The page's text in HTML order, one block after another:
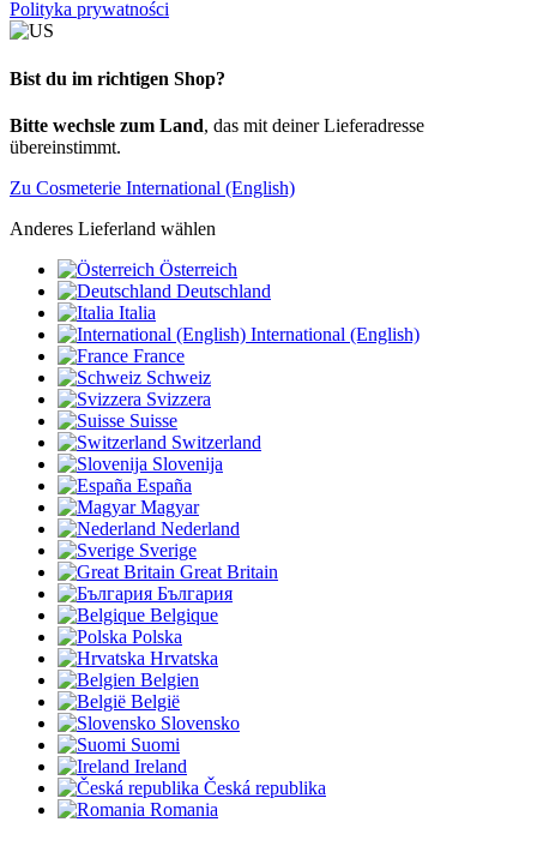
Polityka prywatności
Bist du im richtigen Shop?
Bitte wechsle zum Land, das mit deiner Lieferadresse
übereinstimmt.
Zu Cosmeterie International (English)
Anderes Lieferland wählen
Österreich
Deutschland
Italia
International (English)
France
Schweiz
Svizzera
Suisse
Switzerland
Slovenija
España
Magyar
Nederland
Sverige
Great Britain
България
Belgique
Polska
Hrvatska
Belgien
België
Slovensko
Suomi
Ireland
Česká republika
Romania